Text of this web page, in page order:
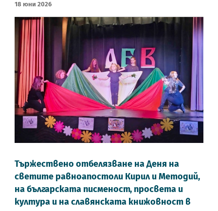
18 Юни 2026
Тържествено отбелязване на Деня на
светите равноапостоли Кирил и Методий,
на българската писменост, просвета и
култура и на славянската книжовност в